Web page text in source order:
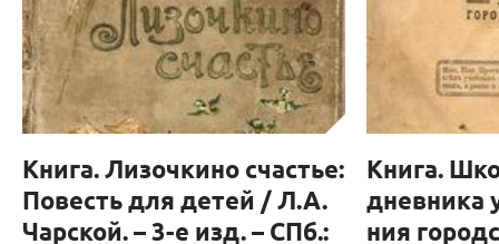
Книга. Лизочкино счастье:
Повесть для детей / Л.А.
Чарской. – 3-е изд. – СПб.:
Книга.
дневника
ния